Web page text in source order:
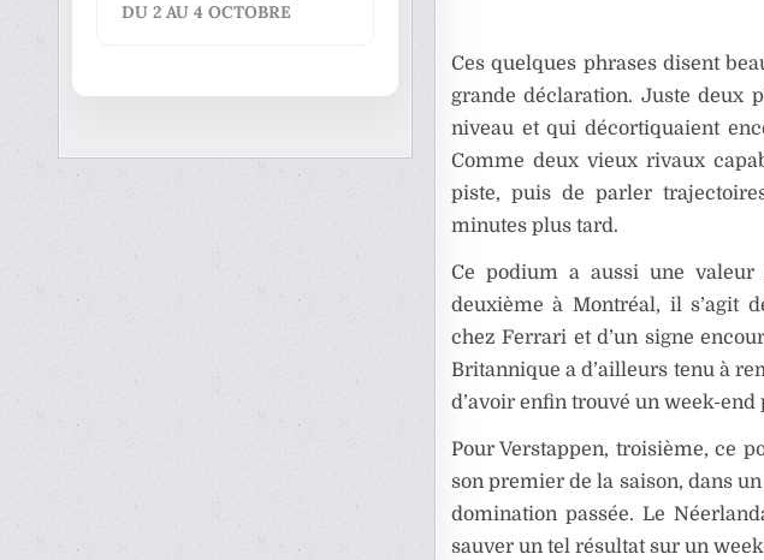
Ces quelques phrases disent
grande déclaration. Juste deux
niveau et qui décortiquaient
Comme deux vieux rivaux
piste, puis de parler
minutes plus tard.
Ce podium a aussi une
deuxième à Montréal, il s’agit
chez Ferrari et d’un signe
Britannique a d’ailleurs tenu à
d’avoir enfin trouvé un week-
Pour Verstappen, troisième, ce
son premier de la saison, dans
domination passée. Le
sauver un tel résultat sur un
DU 2 AU 4 OCTOBRE